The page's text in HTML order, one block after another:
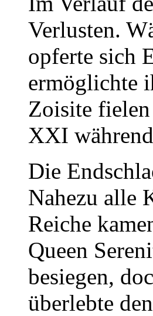
Verlusten.
opferte sich
ermöglichte
Zoisite
XXI
Die
Nahezu alle
Reiche
Queen
besiegen,
überlebte